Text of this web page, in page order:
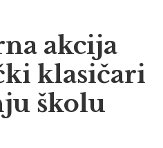
akcija
klasičari
školu